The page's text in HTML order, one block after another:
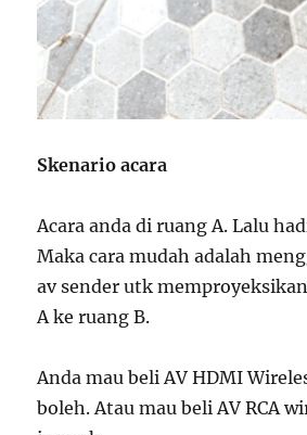
Skenario acara
Acara anda di ruang A. Lalu
Maka cara mudah adalah
av sender utk
A ke ruang B.
Anda mau beli AV HDMI
boleh. Atau mau beli AV RCA